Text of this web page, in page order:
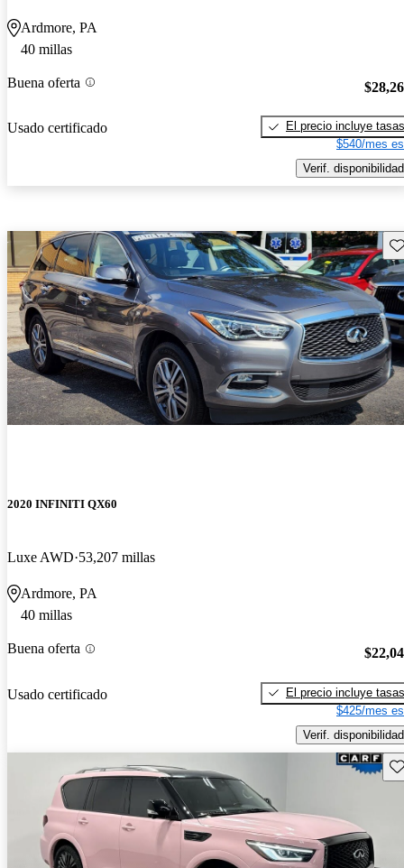
Ardmore, PA
40 millas
Buena oferta
Usado certificado
El precio incluye tasas
$540/mes
Verif. disponibilidad
2020 INFINITI QX60
Luxe AWD 53,207 millas
Ardmore, PA
40 millas
Buena oferta
Usado certificado
El precio incluye tasas
$425/mes
Verif. disponibilidad